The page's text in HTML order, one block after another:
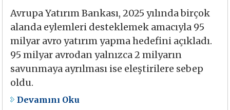
Avrupa Yatırım Bankası, 2025 yılında birçok
alanda eylemleri desteklemek amacıyla 95
milyar avro yatırım yapma hedefini açıkladı.
95 milyar avrodan yalnızca 2 milyarın
savunmaya ayrılması ise eleştirilere sebep
oldu.
Devamını Oku